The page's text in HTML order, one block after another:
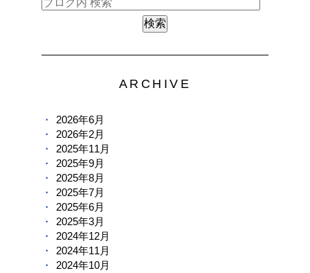
ARCHIVE
2026年6月
2026年2月
2025年11月
2025年9月
2025年8月
2025年7月
2025年6月
2025年3月
2024年12月
2024年11月
2024年10月